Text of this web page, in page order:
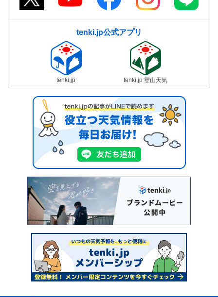
tenki.jp公式アプリ
tenki.jp tenki.jp 登山天気